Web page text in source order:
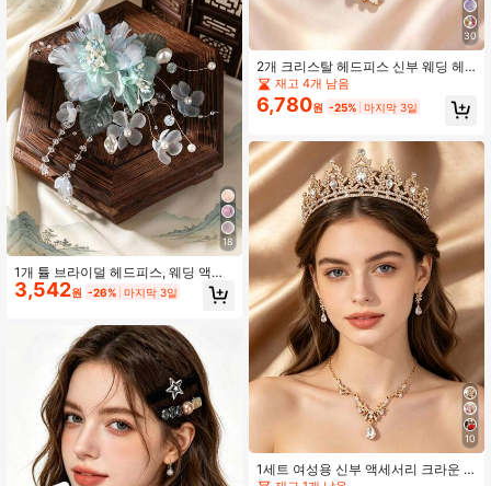
18
1개 튤 브라이덜 헤드피스, 웨딩 액세
서리 헤어 클립, 헤어 슬라이드, 클로
클립
3,542원 -26% 마지막 3일
30
2개 크리스탈 헤드피스 신부 웨딩 헤
어 빗 진주 헤어 클립 걸 및 걸 헤어 액
세서리
재고 4개 남음
6,780원 -25% 마지막 3일
10
1세트 여성용 신부 액세서리 크라운 +